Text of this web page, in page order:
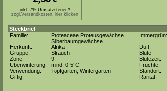
inkl. 7% Umsatzsteuer *
zzgl.Versandkosten, hier klicken
Steckbrief
Familie:
Proteaceae Proteusgewächse
Silberbaumgewächse
Immergrün:
Herkunft:
Afrika
Duft:
Gruppe:
Strauch Blüte:
Zone:
9
Blütezeit:
Überwinterung:
mind. 0-5°C
Früchte:
Verwendung:
Topfgarten, Wintergarten Standort:
Giftig:
Rarität: